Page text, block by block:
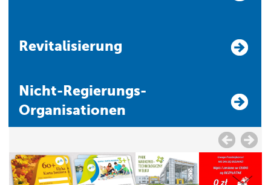
Revitalisierung
Nicht-Regierungs-
Organisationen